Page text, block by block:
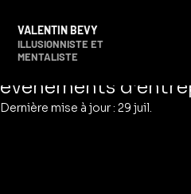
VALENTIN BEVY
ILLUSIONNISTE ET
MENTALISTE
Magie digitale :
plus en plus
événements
Dernière mise à jour : 29 juil.